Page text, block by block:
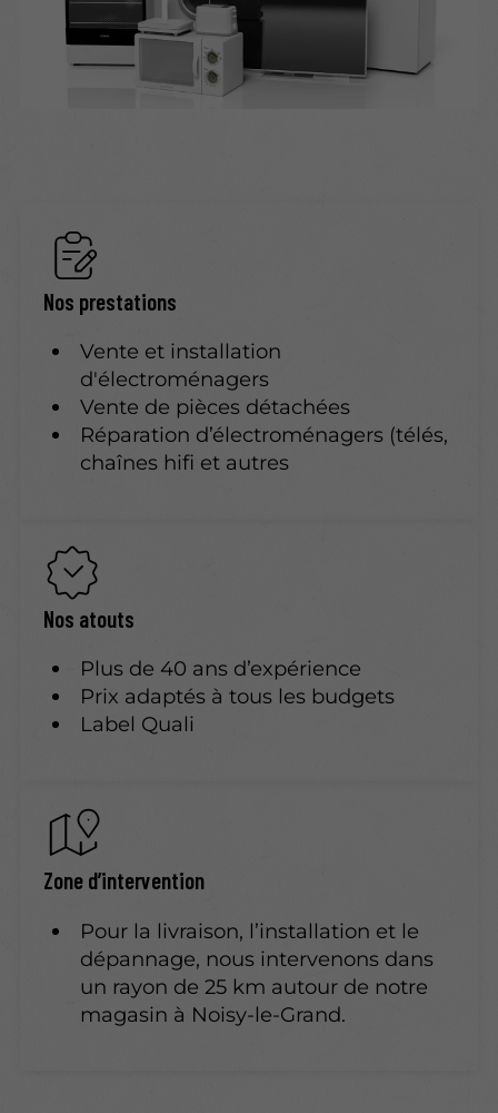
Nos prestations
Vente et installation
d'électroménagers
Vente de pièces détachées
Réparation d’électroménagers (télés,
chaînes hifi et autres
Nos atouts
Plus de 40 ans d’expérience
Prix adaptés à tous les budgets
Label Quali
Zone d’intervention
Pour la livraison, l’installation et le
dépannage, nous intervenons dans
un rayon de 25 km autour de notre
magasin à Noisy-le-Grand.